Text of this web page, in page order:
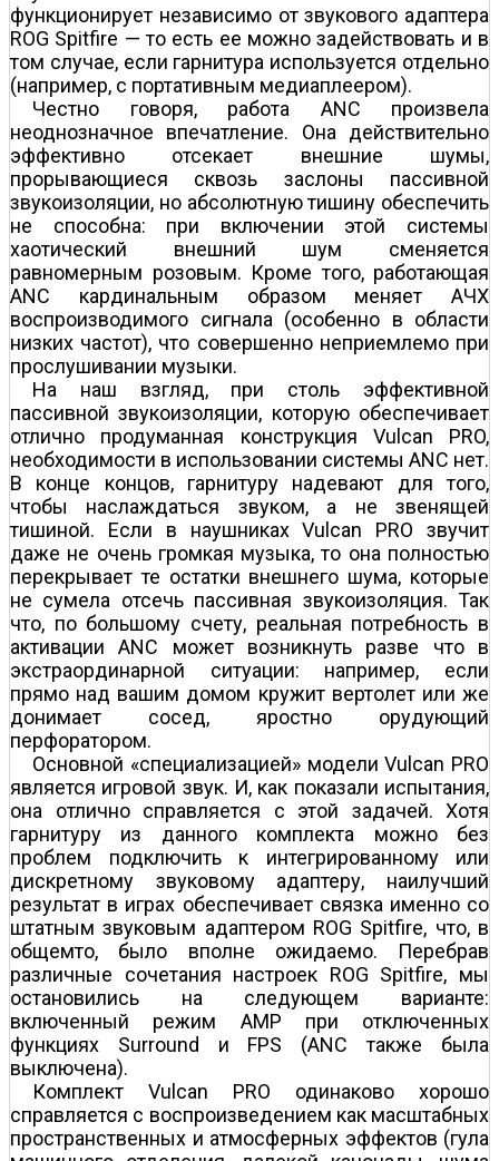
функционирует независимо от звукового адаптера
ROG Spitfire — то есть ее можно задействовать и в
том случае, если гарнитура используется отдельно
(например, с портативным медиаплеером).
Честно говоря, работа ANC произвела
неоднозначное впечатление. Она действительно
эффективно отсекает внешние шумы,
прорывающиеся сквозь заслоны пассивной
звукоизоляции, но абсолютную тишину обеспечить
не способна: при включении этой системы
хаотический внешний шум сменяется
равномерным розовым. Кроме того, работающая
ANC кардинальным образом меняет АЧХ
воспроизводимого сигнала (особенно в области
низких частот), что совершенно неприемлемо при
прослушивании музыки.
На наш взгляд, при столь эффективной
пассивной звукоизоляции, которую обеспечивает
отлично продуманная конструкция Vulcan PRO,
необходимости в использовании системы ANC нет.
В конце концов, гарнитуру надевают для того,
чтобы наслаждаться звуком, а не звенящей
тишиной. Если в наушниках Vulcan PRO звучит
даже не очень громкая музыка, то она полностью
перекрывает те остатки внешнего шума, которые
не сумела отсечь пассивная звукоизоляция. Так
что, по большому счету, реальная потребность в
активации ANC может возникнуть разве что в
экстраординарной ситуации: например, если
прямо над вашим домом кружит вертолет или же
донимает сосед, яростно орудующий
перфоратором.
Основной «специализацией» модели Vulcan PRO
является игровой звук. И, как показали испытания,
она отлично справляется с этой задачей. Хотя
гарнитуру из данного комплекта можно без
проблем подключить к интегрированному или
дискретному звуковому адаптеру, наилучший
результат в играх обеспечивает связка именно со
штатным звуковым адаптером ROG Spitfire, что, в
общем­то, было вполне ожидаемо. Перебрав
различные сочетания настроек ROG Spitfire, мы
остановились на следующем варианте:
включенный режим AMP при отключенных
функциях Surround и FPS (ANC также была
выключена).
Комплект Vulcan PRO одинаково хорошо
справляется с воспроизведением как масштабных
пространственных и атмосферных эффектов (гула